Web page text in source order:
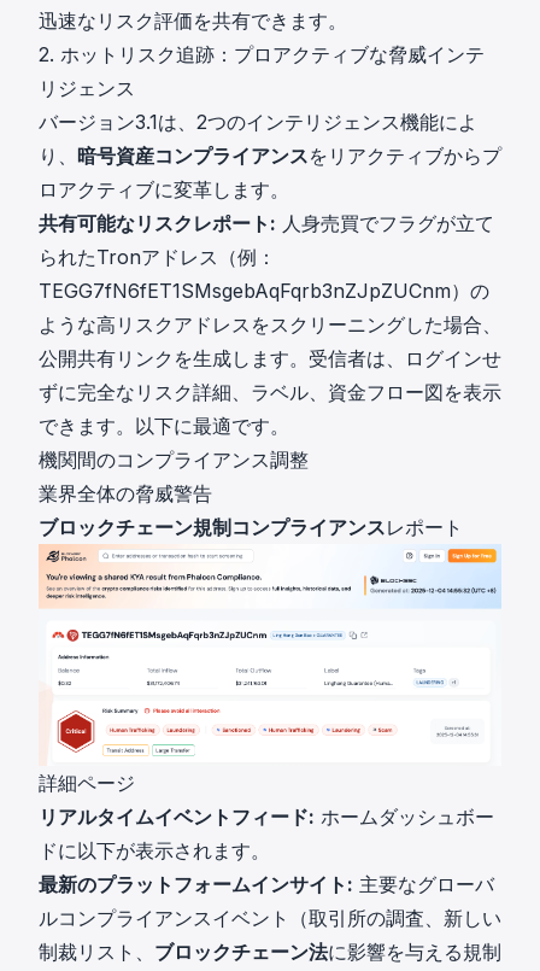
迅速なリスク評価を共有できます。
2. ホットリスク追跡：プロアクティブな脅威インテ
リジェンス
バージョン3.1は、2つのインテリジェンス機能によ
り、 暗号資産コンプライアンスをリアクティブからプ
ロアクティブに変革します。
共有可能なリスクレポート: 人身売買でフラグが立て
られたTronアドレス（例：
TEGG7fN6fET1SMsgebAqFqrb3nZJpZUCnm）の
ような高リスクアドレスをスクリーニングした場合、
公開共有リンクを生成します。受信者は、ログインせ
ずに完全なリスク詳細、ラベル、資金フロー図を表示
できます。以下に最適です。
機関間のコンプライアンス調整
業界全体の脅威警告
ブロックチェーン規制コンプライアンスレポート
詳細ページ
リアルタイムイベントフィード: ホームダッシュボー
ドに以下が表示されます。
最新のプラットフォームインサイト: 主要なグローバ
ルコンプライアンスイベント（取引所の調査、新しい
制裁リスト、 ブロックチェーン法に影響を与える規制